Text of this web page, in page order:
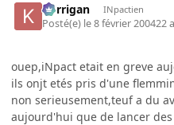
korrigan INpactien
Posté(e) le 8 février 200422 a
ouep,iNpact etait en greve
ils onjt etés pris d'une
non serieusement,teuf a du
aujourd'hui que de lancer